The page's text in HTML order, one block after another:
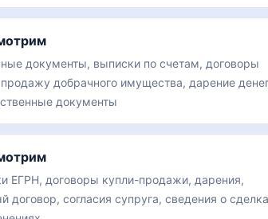
документы, выписки по счетам, договоры
добрачного имущества, дарение
документы
ЕГРН, договоры купли-продажи, дарения,
договор, согласия супруга, сведения о